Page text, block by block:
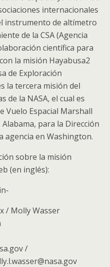
internacionales
instrumento de altímetro
de la CSA (Agencia
científica para
la misión Hayabusa2
de Exploración
la tercera misión del
de la NASA, el cual es
Vuelo Espacial Marshall
para la Dirección
agencia en Washington.
sobre la misión
(en inglés):
/ Molly Wasser
/